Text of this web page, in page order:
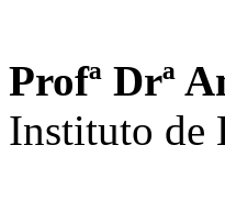
Profª Drª
Instituto de